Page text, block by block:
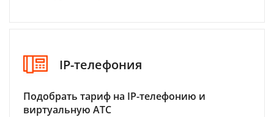
IP-телефония
Подобрать тариф на IP-телефонию и
виртуальную АТС